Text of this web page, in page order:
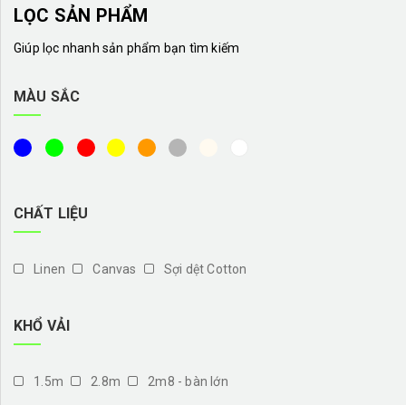
LỌC SẢN PHẨM
Giúp lọc nhanh sản phẩm bạn tìm kiếm
MÀU SẮC
CHẤT LIỆU
Linen Canvas Sợi dệt Cotton
KHỔ VẢI
1.5m 2.8m 2m8 - bàn lớn